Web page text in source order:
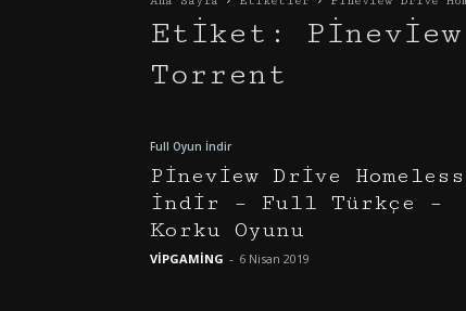
Apk
Etiket: Pineview
Torrent
Full Oyun İndir
Pineview Drive Homeless
İndir – Full Türkçe –
Korku Oyunu
VİPGAMİNG - 6 Nisan 2019